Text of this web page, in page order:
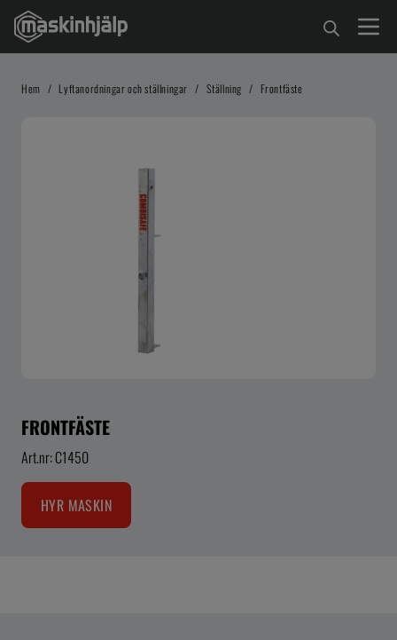
Hem / Lyftanordningar och ställningar / Ställning / Frontfäste
FRONTFÄSTE
Art.nr: C1450
HYR MASKIN